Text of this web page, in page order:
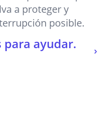
a proteger y
posible.
para ayudar.